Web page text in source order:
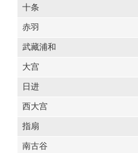
十条
赤羽
武藏浦和
大宫
日进
西大宫
指扇
南古谷